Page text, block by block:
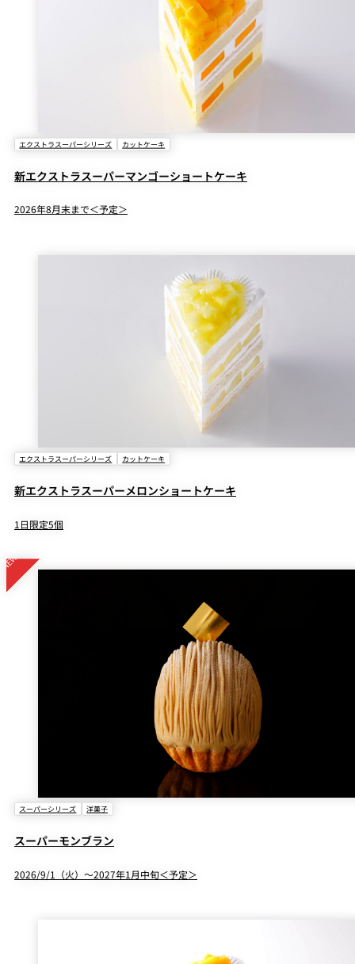
エクストラスーパーシリーズ カットケーキ
新エクストラスーパーマンゴーショートケーキ
2026年8月末まで＜予定＞
エクストラスーパーシリーズ カットケーキ
新エクストラスーパーメロンショートケーキ
1日限定5個
スーパーシリーズ 洋菓子
スーパーモンブラン
2026/9/1（火）～2027年1月中旬＜予定＞